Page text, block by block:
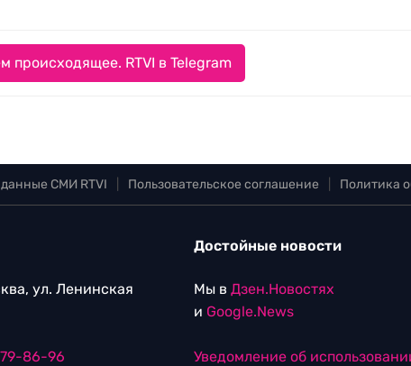
происходящее. RTVI в Telegram
СМИ RTVI Пользовательское соглашение Политика
ул. Ленинская
86-96
Достойные новости
Мы в Дзен.Новостях
и Google.News
Уведомление об